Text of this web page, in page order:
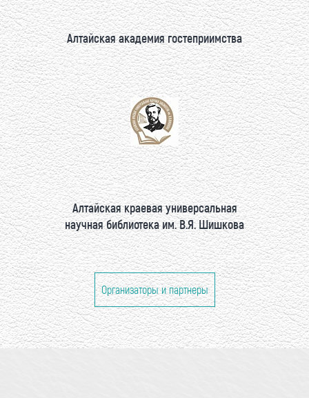
Алтайская академия гостеприимства
Алтайская краевая универсальная
научная библиотека им. В.Я. Шишкова
Организаторы и партнеры